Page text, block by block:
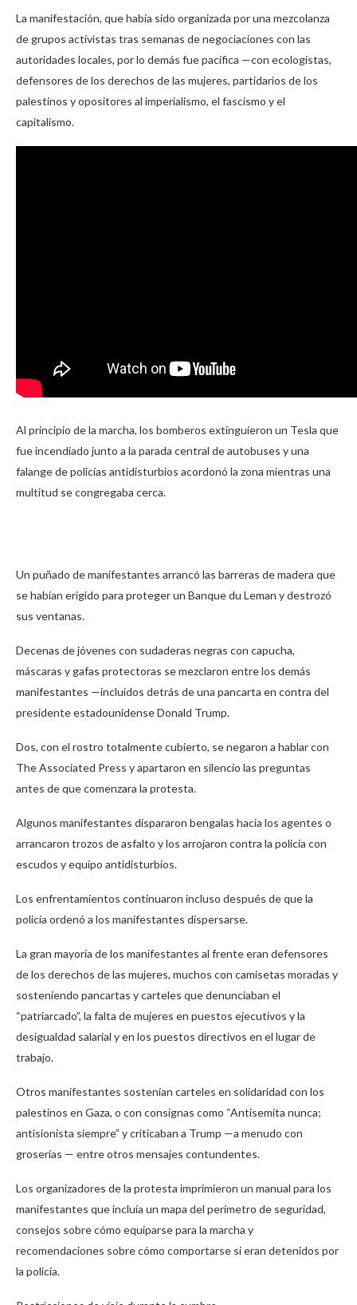
La manifestación, que había sido organizada por una mezcolanza
de grupos activistas tras semanas de negociaciones con las
autoridades locales, por lo demás fue pacífica —con ecologistas,
defensores de los derechos de las mujeres, partidarios de los
palestinos y opositores al imperialismo, el fascismo y el
capitalismo.
Al principio de la marcha, los bomberos extinguieron un Tesla que
fue incendiado junto a la parada central de autobuses y una
falange de policías antidisturbios acordonó la zona mientras una
multitud se congregaba cerca.
Un puñado de manifestantes arrancó las barreras de madera que
se habían erigido para proteger un Banque du Leman y destrozó
sus ventanas.
Decenas de jóvenes con sudaderas negras con capucha,
máscaras y gafas protectoras se mezclaron entre los demás
manifestantes —incluidos detrás de una pancarta en contra del
presidente estadounidense Donald Trump.
Dos, con el rostro totalmente cubierto, se negaron a hablar con
The Associated Press y apartaron en silencio las preguntas
antes de que comenzara la protesta.
Algunos manifestantes dispararon bengalas hacia los agentes o
arrancaron trozos de asfalto y los arrojaron contra la policía con
escudos y equipo antidisturbios.
Los enfrentamientos continuaron incluso después de que la
policía ordenó a los manifestantes dispersarse.
La gran mayoría de los manifestantes al frente eran defensores
de los derechos de las mujeres, muchos con camisetas moradas y
sosteniendo pancartas y carteles que denunciaban el
“patriarcado”, la falta de mujeres en puestos ejecutivos y la
desigualdad salarial y en los puestos directivos en el lugar de
trabajo.
Otros manifestantes sostenían carteles en solidaridad con los
palestinos en Gaza, o con consignas como “Antisemita nunca;
antisionista siempre” y criticaban a Trump —a menudo con
groserías — entre otros mensajes contundentes.
Los organizadores de la protesta imprimieron un manual para los
manifestantes que incluía un mapa del perímetro de seguridad,
consejos sobre cómo equiparse para la marcha y
recomendaciones sobre cómo comportarse si eran detenidos por
la policía.